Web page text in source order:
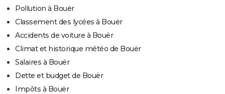
Pollution à Bouër
Classement des lycées à Bouër
Accidents de voiture à Bouër
Climat et historique météo de Bouër
Salaires à Bouër
Dette et budget de Bouër
Impôts à Bouër